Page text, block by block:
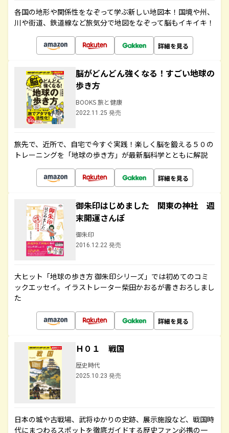
各国の地形や関係性をなぞって学ぶ新しい地図本！国境や州、
川や街道、鉄道線など旅気分で地図をなぞって脳もイキイキ！
詳細を見る
脳がどんどん強くなる！すごい地球の
歩き方
BOOKS 旅と健康
2022.11.25 発売
旅先で、近所で、自宅で今すぐ実践！楽しく脳を鍛える５０の
トレーニングを「地球の歩き方」が最新脳科学とともに解説
詳細を見る
御朱印はじめました 関東の神社 週
末開運さんぽ
御朱印
2016.12.22 発売
大ヒット「地球の歩き方 御朱印シリーズ」では初めてのコミ
ックエッセイ。イラストレーター柴田かおるが書きおろしまし
た
詳細を見る
Ｈ０１ 戦国
歴史時代
2025.10.23 発売
日本の城や古戦場、武将ゆかりの史跡、展示施設など、戦国時
代にまつわるスポットを徹底ガイドする歴史ファン必携の一